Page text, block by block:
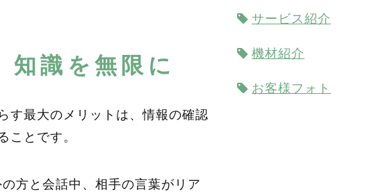
知識を無限に
す最大のメリットは、情報の確認
とです。
方と会話中、相手の言葉がリア
サービス紹介
機材紹介
お客様フォト